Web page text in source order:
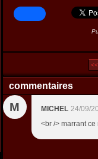
commentaires
M MICHEL 24/09/
<br /> marrant